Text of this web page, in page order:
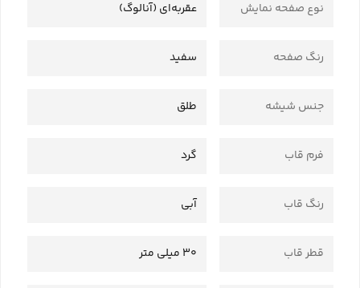
نوع صفحه نمایش عقربه‌ای (آنالوگ)
رنگ صفحه سفید
جنس شیشه طلق
فرم قاب گرد
رنگ قاب آبی
قطر قاب 30 میلی متر